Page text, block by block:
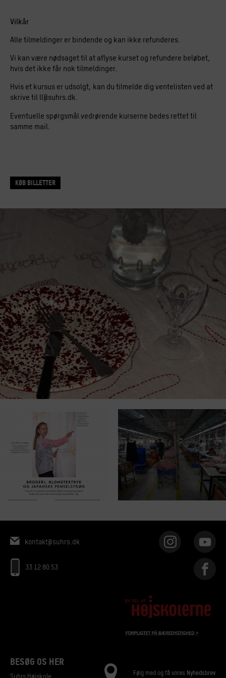
Vilkår
Alle tilmeldinger er bindende og kan ikke refunderes.
Vi kan være nødsaget til at aflyse kurset og refundere beløbet,
hvis det ikke får nok tilmeldinger.
Hvis et kursus er udsolgt, kan du tilmelde dig ventelisten ved at
skrive til ll@suhrs.dk.
Eventuelle spørgsmål vedrørende kurserne bedes rettet til
samme mail.
køb Billetter
kontakt@suhrs.dk
33 12 80 53
BESØG OS HER
Suhrs Højskole Følg med og få vores Nyhedsbrev